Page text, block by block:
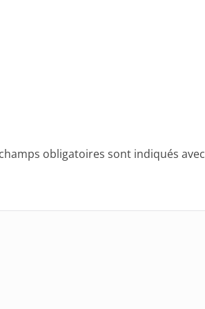
obligatoires sont indiqués avec